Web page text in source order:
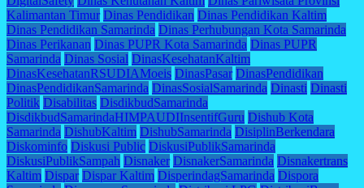
Kalimantan Timur Dinas Pendidikan Dinas Pendidikan Kaltim
Dinas Pendidikan Samarinda Dinas Perhubungan Kota Samarinda
Dinas Perikanan Dinas PUPR Kota Samarinda Dinas PUPR
Samarinda Dinas Sosial DinasKesehatanKaltim
DinasKesehatanRSUDIAMoeis DinasPasar DinasPendidikan
DinasPendidikanSamarinda DinasSosialSamarinda Dinasti Dinasti
Politik Disabilitas DisdikbudSamarinda
DisdikbudSamarindaHIMPAUDIInsentifGuru Dishub Kota
Samarinda DishubKaltim DishubSamarinda DisiplinBerkendara
Diskominfo Diskusi Public DiskusiPublikSamarinda
DiskusiPublikSampah Disnaker DisnakerSamarinda Disnakertrans
Kaltim Dispar Dispar Kaltim DisperindagSamarinda Dispora